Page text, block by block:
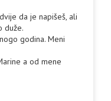
da je napišeš, ali
duže.
godina. Meni
a od mene